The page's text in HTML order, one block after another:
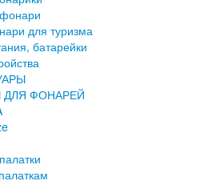
для туризма
батарейки
ДЛЯ ФОНАРЕЙ